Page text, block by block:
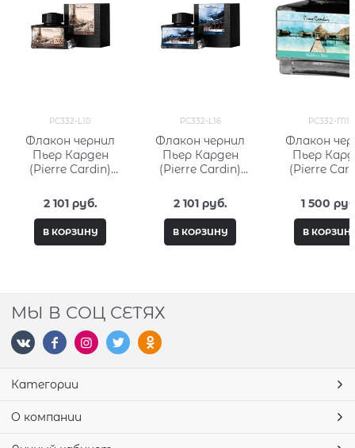
PC332-L10
Флакон чернил
Пьер Карден
(Pierre Cardin)
Fantasy PC332-L10
2 101 руб.
В КОРЗИНУ
PC332-L16
Флакон чернил
Пьер Карден
(Pierre Cardin)
Fantasy PC332-L16
2 101 руб.
В КОРЗИНУ
PC332-M11
Флакон
Пьер
(Pierre
Fantasy
1 500
В
МЫ В СОЦ СЕТЯХ
Категории
О компании